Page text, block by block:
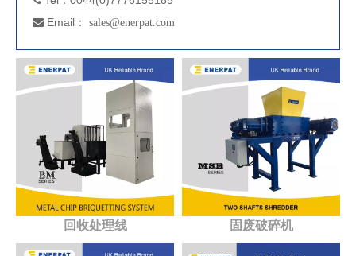
 Email： sales@enerpat.com
回收处理线 固废破碎机